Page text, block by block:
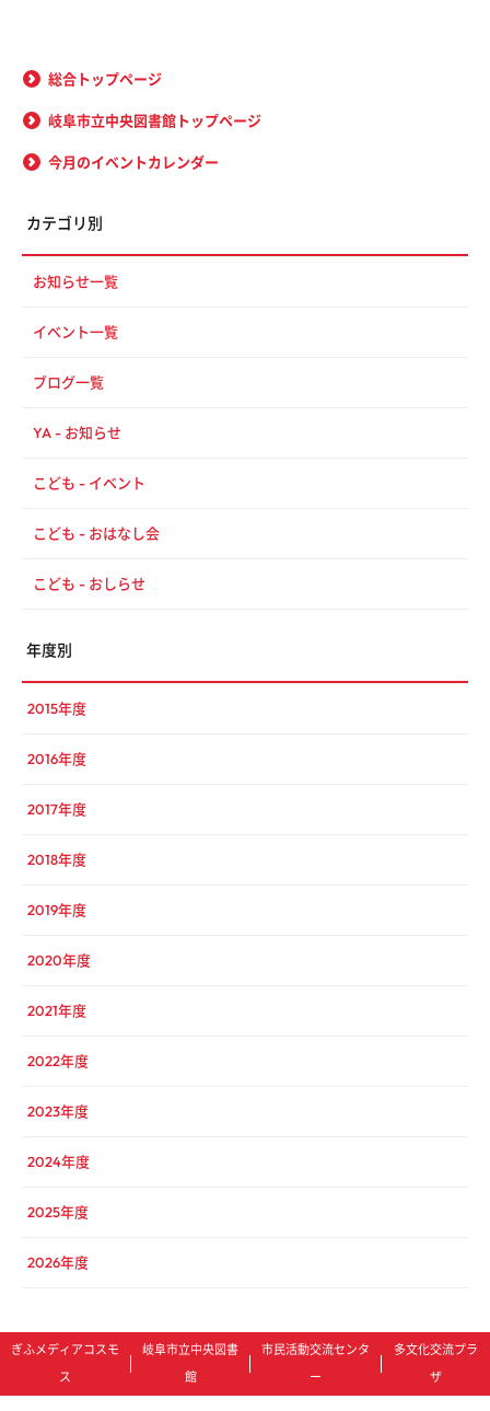
総合トップページ
岐阜市立中央図書館トップページ
今月のイベントカレンダー
カテゴリ別
お知らせ一覧
イベント一覧
ブログ一覧
YA - お知らせ
こども - イベント
こども - おはなし会
こども - おしらせ
年度別
2015年度
2016年度
2017年度
2018年度
2019年度
2020年度
2021年度
2022年度
2023年度
2024年度
2025年度
2026年度
ぎふメディアコスモ
ス
岐阜市立中央図書
館
市民活動交流センタ
ー
多文化交流プラ
ザ